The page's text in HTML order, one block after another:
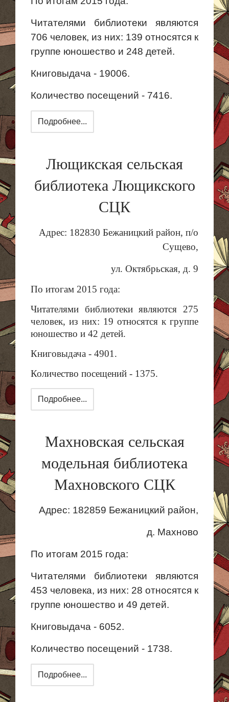
Читателями библиотеки являются
706 человек, из них: 139 относятся к
группе юношество и 248 детей.
Книговыдача - 19006.
Количество посещений - 7416.
Подробнее...
Лющикская сельская
библиотека Лющикского
СЦК
Адрес: 182830 Бежаницкий район, п/о
Сущево,
ул. Октябрьская, д. 9
По итогам 2015 года:
Читателями библиотеки являются 275
человек, из них: 19 относятся к группе
юношество и 42 детей.
Книговыдача - 4901.
Количество посещений - 1375.
Подробнее...
Махновская сельская
модельная библиотека
Махновского СЦК
Адрес: 182859 Бежаницкий район,
д. Махново
По итогам 2015 года:
Читателями библиотеки являются
453 человека, из них: 28 относятся к
группе юношество и 49 детей.
Книговыдача - 6052.
Количество посещений - 1738.
Подробнее...